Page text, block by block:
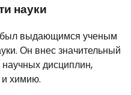
науки
выдающимся ученым
Он внес значительный
научных дисциплин,
и химию.